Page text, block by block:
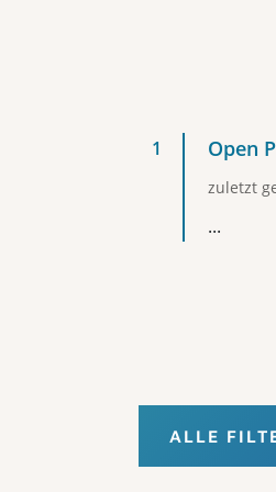
Open
zuletzt
...
ALLE